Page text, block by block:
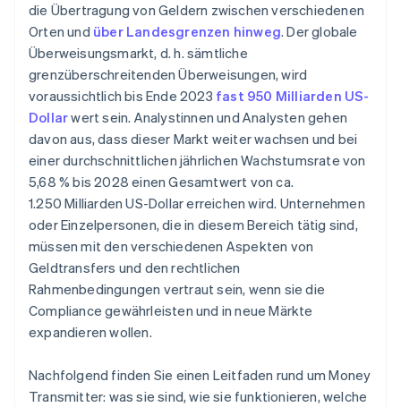
die Übertragung von Geldern zwischen verschiedenen
Orten und über Landesgrenzen hinweg. Der globale
Überweisungsmarkt, d. h. sämtliche
grenzüberschreitenden Überweisungen, wird
voraussichtlich bis Ende 2023 fast 950 Milliarden US-
Dollarwert sein. Analystinnen und Analysten gehen
davon aus, dass dieser Markt weiter wachsen und bei
einer durchschnittlichen jährlichen Wachstumsrate von
5,68 % bis 2028 einen Gesamtwert von ca.
1.250 Milliarden US-Dollar erreichen wird. Unternehmen
oder Einzelpersonen, die in diesem Bereich tätig sind,
müssen mit den verschiedenen Aspekten von
Geldtransfers und den rechtlichen
Rahmenbedingungen vertraut sein, wenn sie die
Compliance gewährleisten und in neue Märkte
expandieren wollen.
Nachfolgend finden Sie einen Leitfaden rund um Money
Transmitter: was sie sind, wie sie funktionieren, welche